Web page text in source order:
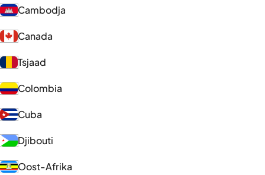
Cambodja
Canada
Tsjaad
Colombia
Cuba
Djibouti
Oost-Afrika